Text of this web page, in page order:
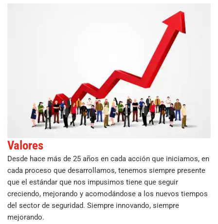
Valores
Desde hace más de 25 años en cada acción que iniciamos, en
cada proceso que desarrollamos, tenemos siempre presente
que el estándar que nos impusimos tiene que seguir
creciendo, mejorando y acomodándose a los nuevos tiempos
del sector de seguridad. Siempre innovando, siempre
mejorando.